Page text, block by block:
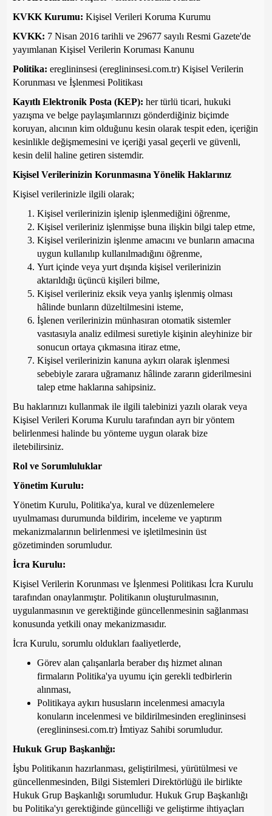
KVKK Kurumu: Kişisel Verileri Koruma Kurumu
KVKK: 7 Nisan 2016 tarihli ve 29677 sayılı Resmi Gazete'de
yayımlanan Kişisel Verilerin Koruması Kanunu
Politika: ereglininsesi (ereglininsesi.com.tr) Kişisel Verilerin
Korunması ve İşlenmesi Politikası
Kayıtlı Elektronik Posta (KEP): her türlü ticari, hukuki
yazışma ve belge paylaşımlarınızı gönderdiğiniz biçimde
koruyan, alıcının kim olduğunu kesin olarak tespit eden, içeriğin
kesinlikle değişmemesini ve içeriği yasal geçerli ve güvenli,
kesin delil haline getiren sistemdir.
Kişisel Verilerinizin Korunmasına Yönelik Haklarınız
Kişisel verilerinizle ilgili olarak;
Kişisel verilerinizin işlenip işlenmediğini öğrenme,
Kişisel verileriniz işlenmişse buna ilişkin bilgi talep etme,
Kişisel verilerinizin işlenme amacını ve bunların amacına
uygun kullanılıp kullanılmadığını öğrenme,
Yurt içinde veya yurt dışında kişisel verilerinizin
aktarıldığı üçüncü kişileri bilme,
Kişisel verileriniz eksik veya yanlış işlenmiş olması
hâlinde bunların düzeltilmesini isteme,
İşlenen verilerinizin münhasıran otomatik sistemler
vasıtasıyla analiz edilmesi suretiyle kişinin aleyhinize bir
sonucun ortaya çıkmasına itiraz etme,
Kişisel verilerinizin kanuna aykırı olarak işlenmesi
sebebiyle zarara uğramanız hâlinde zararın giderilmesini
talep etme haklarına sahipsiniz.
Bu haklarınızı kullanmak ile ilgili talebinizi yazılı olarak veya
Kişisel Verileri Koruma Kurulu tarafından ayrı bir yöntem
belirlenmesi halinde bu yönteme uygun olarak bize
iletebilirsiniz.
Rol ve Sorumluluklar
Yönetim Kurulu:
Yönetim Kurulu, Politika'ya, kural ve düzenlemelere
uyulmaması durumunda bildirim, inceleme ve yaptırım
mekanizmalarının belirlenmesi ve işletilmesinin üst
gözetiminden sorumludur.
İcra Kurulu:
Kişisel Verilerin Korunması ve İşlenmesi Politikası İcra Kurulu
tarafından onaylanmıştır. Politikanın oluşturulmasının,
uygulanmasının ve gerektiğinde güncellenmesinin sağlanması
konusunda yetkili onay mekanizmasıdır.
İcra Kurulu, sorumlu oldukları faaliyetlerde,
Görev alan çalışanlarla beraber dış hizmet alınan
firmaların Politika'ya uyumu için gerekli tedbirlerin
alınması,
Politikaya aykırı hususların incelenmesi amacıyla
konuların incelenmesi ve bildirilmesinden ereglininsesi
(ereglininsesi.com.tr) İmtiyaz Sahibi sorumludur.
Hukuk Grup Başkanlığı:
İşbu Politikanın hazırlanması, geliştirilmesi, yürütülmesi ve
güncellenmesinden, Bilgi Sistemleri Direktörlüğü ile birlikte
Hukuk Grup Başkanlığı sorumludur. Hukuk Grup Başkanlığı
bu Politika'yı gerektiğinde güncelliği ve geliştirme ihtiyaçları